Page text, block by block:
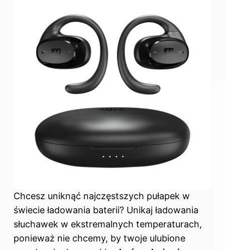
Chcesz uniknąć najczęstszych pułapek w
świecie ładowania baterii? Unikaj ładowania
słuchawek w ekstremalnych temperaturach,
ponieważ nie chcemy, by twoje ulubione